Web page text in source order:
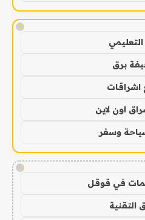
!
برق
اشراقات
اون لاين
وسفر
!
في قوقل
التقنية